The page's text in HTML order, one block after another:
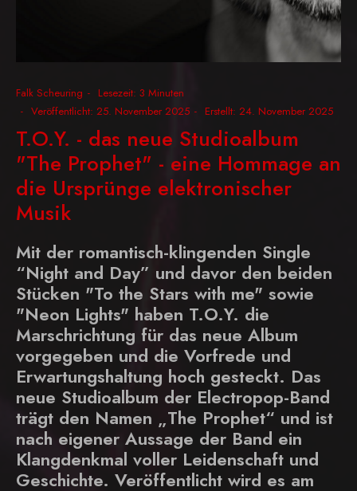
Falk Scheuring
Lesezeit: 3 Minuten
Veröffentlicht: 25. November 2025
Erstellt: 24. November 2025
T.O.Y. - das neue Studioalbum
"The Prophet" - eine Hommage an
die Ursprünge elektronischer
Musik
Mit der romantisch-klingenden Single
“Night and Day” und davor den beiden
Stücken "To the Stars with me" sowie
"Neon Lights" haben T.O.Y. die
Marschrichtung für das neue Album
vorgegeben und die Vorfrede und
Erwartungshaltung hoch gesteckt. Das
neue Studioalbum der Electropop-Band
trägt den Namen „The Prophet“ und ist
nach eigener Aussage der Band ein
Klangdenkmal voller Leidenschaft und
Geschichte. Veröffentlicht wird es am